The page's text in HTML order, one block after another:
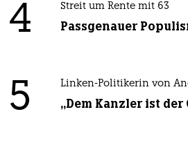
4 Streit um Rente mit 63
Passgenauer
5 Linken-Politikerin von
„Dem Kanzler ist der